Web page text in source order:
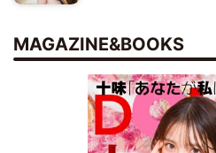
MAGAZINE&BOOKS